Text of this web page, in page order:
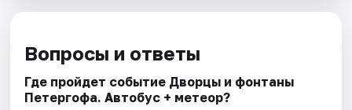
Вопросы и ответы
Где пройдет событие Дворцы и фонтаны
Петергофа. Автобус + метеор?